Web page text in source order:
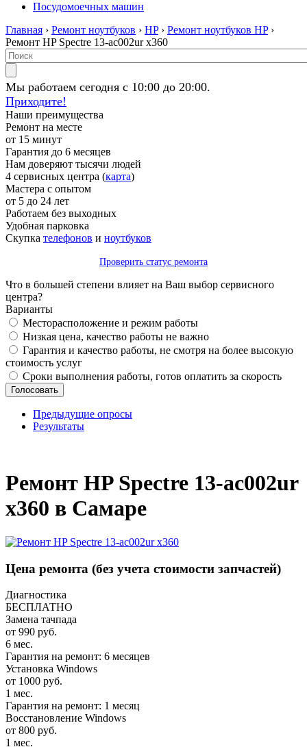
Посудомоечных машин
Главная › Ремонт ноутбуков › HP› Ремонт ноутбуков HP›
Ремонт HP Spectre 13-ac002ur x360
Мы работаем сегодня с 10:00 до 20:00.
Приходите!
Наши преимущества
Ремонт на месте
от 15 минут
Гарантия до 6 месяцев
Нам доверяют тысячи людей
4 сервисных центра (карта)
Мастера с опытом
от 5 до 24 лет
Работаем без выходных
Удобная парковка
Скупка телефонов и ноутбуков
Проверить статус ремонта
Что в большей степени влияет на Ваш выбор сервисного
центра?
Варианты
Месторасположение и режим работы
Низкая цена, качество работы не важно
Гарантия и качество работы, не смотря на более высокую
стоимость услуг
Сроки выполнения работы, готов оплатить за скорость
Предыдущие опросы
Результаты
Ремонт HP Spectre 13-ac002ur
x360 в Самаре
Цена ремонта (без учета стоимости запчастей)
Диагностика
БЕСПЛАТНО
Замена тачпада
от 990 руб.
6 мес.
Гарантия на ремонт: 6 месяцев
Установка Windows
от 1000 руб.
1 мес.
Гарантия на ремонт: 1 месяц
Восстановление Windows
от 800 руб.
1 мес.